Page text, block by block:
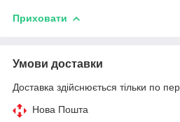
Приховати
Умови доставки
Доставка здійснюється тільки по
Нова Пошта